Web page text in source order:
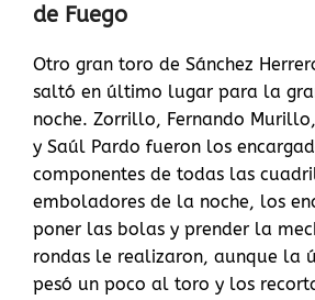
de Fuego
Otro gran toro de Sánchez
saltó en último lugar para la
noche. Zorrillo, Fernando
y Saúl Pardo fueron los
componentes de todas las
emboladores de la noche, los
poner las bolas y prender la
rondas le realizaron, aunque la
pesó un poco al toro y los